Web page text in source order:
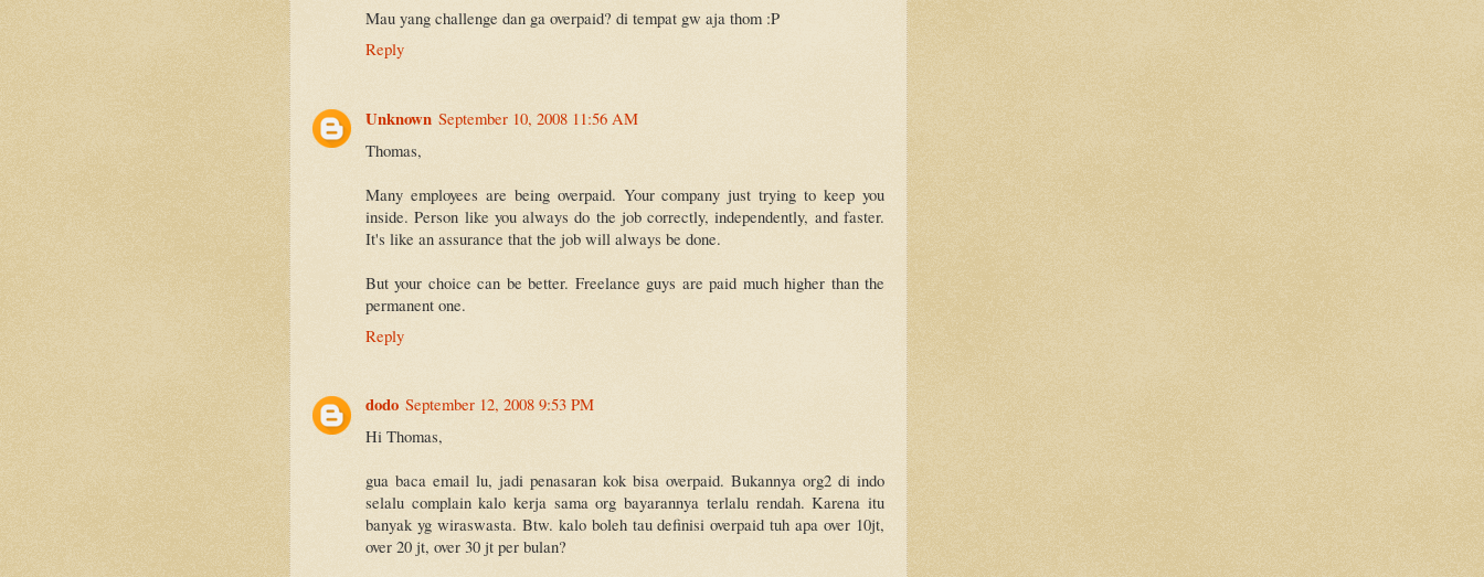
Mau yang challenge dan ga overpaid? di tempat gw aja thom :P
Reply
Unknown September 10, 2008 11:56 AM
Thomas,
Many employees are being overpaid. Your company just trying to keep you
inside. Person like you always do the job correctly, independently, and faster.
It's like an assurance that the job will always be done.
But your choice can be better. Freelance guys are paid much higher than the
permanent one.
Reply
dodo September 12, 2008 9:53 PM
Hi Thomas,
gua baca email lu, jadi penasaran kok bisa overpaid. Bukannya org2 di indo
selalu complain kalo kerja sama org bayarannya terlalu rendah. Karena itu
banyak yg wiraswasta. Btw. kalo boleh tau definisi overpaid tuh apa over 10jt,
over 20 jt, over 30 jt per bulan?